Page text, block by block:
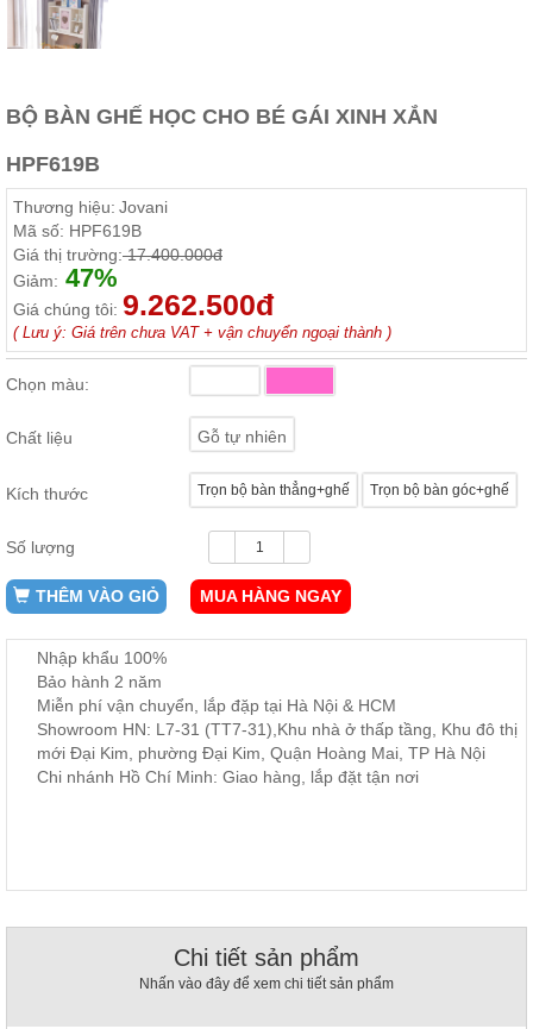
ăn,
Thất
Ban
Công,
Vườn
Bàn
ghế
công,
xích
Kiện
Trí
, đồ
trí
Thất
Hàng
BỘ BÀN GHẾ HỌC CHO BÉ GÁI XINH XẮN
HPF619B
Thương hiệu: Jovani
Mã số: HPF619B
Giá thị trường:17.400.000đ
Giảm: 47%
Giá chúng tôi: 9.262.500đ
( Lưu ý: Giá trên chưa VAT + vận chuyển ngoại thành )
Chọn màu:
Chất liệu Gỗ tự nhiên
Kích thước Trọn bộ bàn thẳng+ghế Trọn bộ bàn góc+ghế
Số lượng
THÊM VÀO GIỎ MUA HÀNG NGAY
Nhập khẩu 100%
Bảo hành 2 năm
Miễn phí vận chuyển, lắp đặp tại Hà Nội & HCM
Showroom HN: L7-31 (TT7-31),Khu nhà ở thấp tầng, Khu đô thị
mới Đại Kim, phường Đại Kim, Quận Hoàng Mai, TP Hà Nội
Chi nhánh Hồ Chí Minh: Giao hàng, lắp đặt tận nơi
Chi tiết sản phẩm
Nhấn vào đây để xem chi tiết sản phẩm